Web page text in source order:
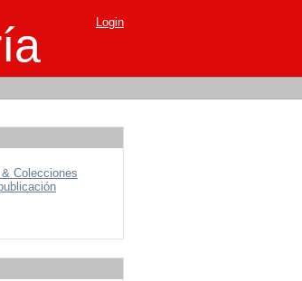
Login
Colecciones